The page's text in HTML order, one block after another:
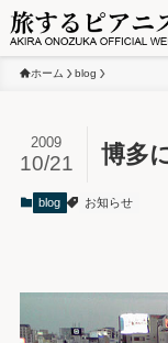
ホーム blog
博多
2009
10/21
blog お知らせ